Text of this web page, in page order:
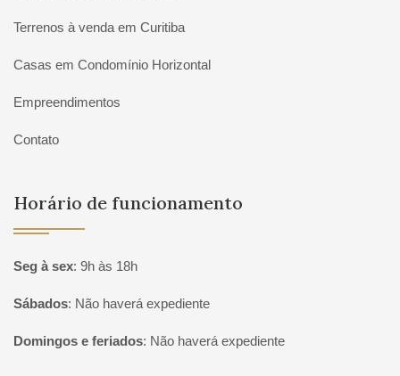
Terrenos à venda em Curitiba
Casas em Condomínio Horizontal
Empreendimentos
Contato
Horário de funcionamento
Seg à sex: 9h às 18h
Sábados: Não haverá expediente
Domingos e feriados: Não haverá expediente